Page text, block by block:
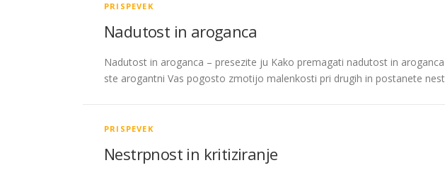
PRISPEVEK
Nadutost in aroganca
Nadutost in aroganca – presezite ju Kako premagati nadutost in
ste arogantni Vas pogosto zmotijo malenkosti pri drugih in postanete
PRISPEVEK
Nestrpnost in kritiziranje